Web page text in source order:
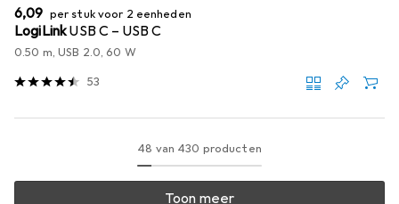
EUR
6,09 per stuk voor 2 eenheden
LogiLinkUSB C – USB C
0.50 m, USB 2.0, 60 W
53
48 van 430 producten
Toon meer